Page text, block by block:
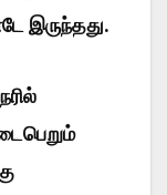
இருந்தது.